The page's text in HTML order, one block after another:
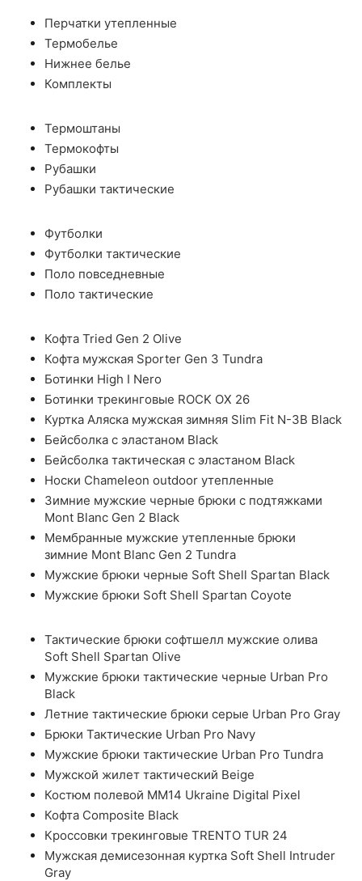
Перчатки утепленные
Термобелье
Нижнее белье
Комплекты
Термоштаны
Термокофты
Рубашки
Рубашки тактические
Футболки
Футболки тактические
Поло повседневные
Поло тактические
Кофта Tried Gen 2 Olive
Кофта мужская Sporter Gen 3 Tundra
Ботинки High I Nero
Ботинки трекинговые ROCK OX 26
Куртка Аляска мужская зимняя Slim Fit N-3B Black
Бейсболка с эластаном Black
Бейсболка тактическая с эластаном Black
Носки Chameleon outdoor утепленные
Зимние мужские черные брюки с подтяжками
Mont Blanc Gen 2 Black
Мембранные мужские утепленные брюки
зимние Mont Blanc Gen 2 Tundra
Мужские брюки черные Soft Shell Spartan Black
Мужские брюки Soft Shell Spartan Coyote
Тактические брюки софтшелл мужские олива
Soft Shell Spartan Olive
Мужские брюки тактические черные Urban Pro
Black
Летние тактические брюки серые Urban Pro Gray
Брюки Тактические Urban Pro Navy
Мужские брюки тактические Urban Pro Tundra
Мужской жилет тактический Beige
Костюм полевой ММ14 Ukraine Digital Pixel
Кофта Composite Black
Кроссовки трекинговые TRENTO TUR 24
Мужская демисезонная куртка Soft Shell Intruder
Gray